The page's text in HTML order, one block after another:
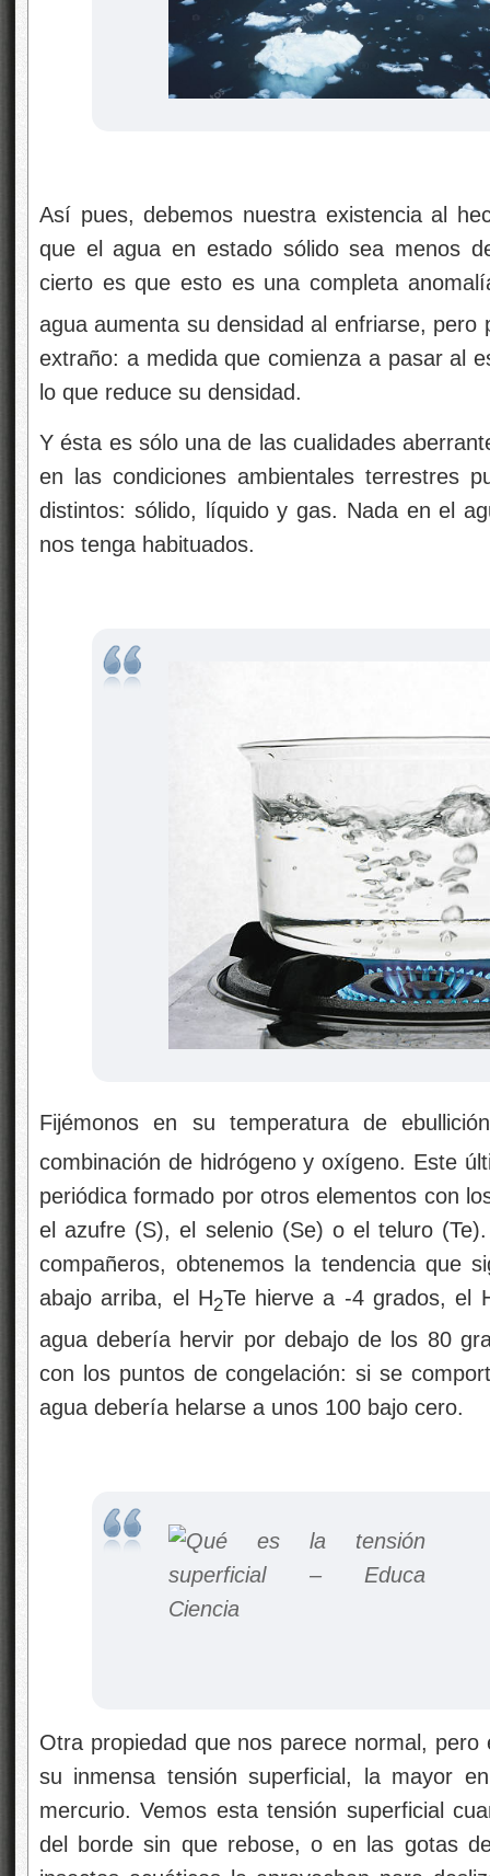
Así pues, debemos nuestra existencia al
que el agua en estado sólido sea menos
cierto es que esto es una completa
agua aumenta su densidad al enfriarse,
extraño: a medida que comienza a pasar al
lo que reduce su densidad.
Y ésta es sólo una de las cualidades
en las condiciones ambientales terrestres
distintos: sólido, líquido y gas. Nada en el
nos tenga habituados.
Fijémonos en su temperatura de
combinación de hidrógeno y oxígeno. Este
periódica formado por otros elementos con
el azufre (S), el selenio (Se) o el teluro
compañeros, obtenemos la tendencia que
abajo arriba, el H2Te hierve a -4 grados, el
agua debería hervir por debajo de los 80
con los puntos de congelación: si se
agua debería helarse a unos 100 bajo cero.
Otra propiedad que nos parece normal,
su inmensa tensión superficial, la mayor
mercurio. Vemos esta tensión superficial
del borde sin que rebose, o en las gotas